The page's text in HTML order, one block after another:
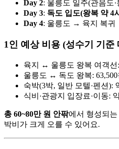
Day 2: 울릉도 일주(관음도
Day 3: 독도 입도(왕복 약 4
Day 4: 울릉도 → 육지 복귀
1인 예상 비용 (성수기 기준
육지 ↔ 울릉도 왕복 여객선:
울릉도 ↔ 독도 왕복:
숙박(3박, 일반 모텔·펜션):
식비·관광지 입장료·이동:
총 60~80만 원 안팎에서 형성되는
박비가 크게 오를 수 있어요.